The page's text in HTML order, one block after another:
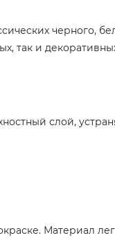
черного,
так и
слой,
Материал